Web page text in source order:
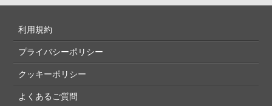
利用規約
プライバシーポリシー
クッキーポリシー
よくあるご質問